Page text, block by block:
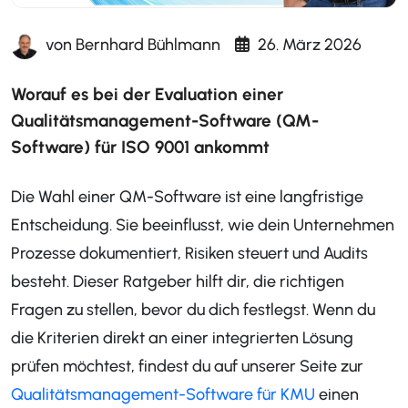
von Bernhard Bühlmann 26. März 2026
Worauf es bei der Evaluation einer
Qualitätsmanagement-Software (QM-
Software) für ISO 9001 ankommt
Die Wahl einer QM-Software ist eine langfristige
Entscheidung. Sie beeinflusst, wie dein Unternehmen
Prozesse dokumentiert, Risiken steuert und Audits
besteht. Dieser Ratgeber hilft dir, die richtigen
Fragen zu stellen, bevor du dich festlegst. Wenn du
die Kriterien direkt an einer integrierten Lösung
prüfen möchtest, findest du auf unserer Seite zur
Qualitätsmanagement-Software für KMU einen